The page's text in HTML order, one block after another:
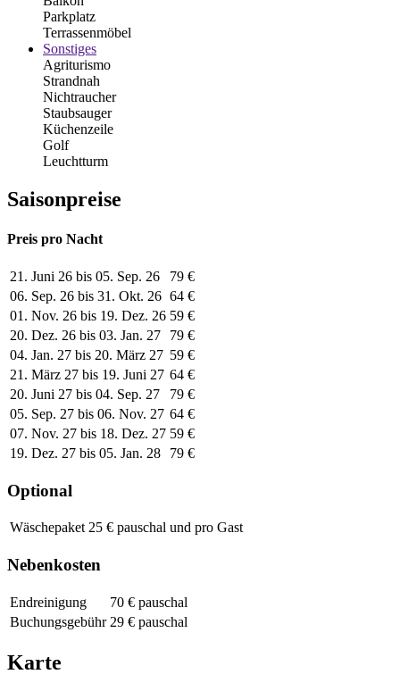
Parkplatz
Terrassenmöbel
Sonstiges
Agriturismo
Strandnah
Nichtraucher
Staubsauger
Küchenzeile
Golf
Leuchtturm
Saisonpreise
Preis pro Nacht
21. Juni 26 bis 05. Sep. 26
79 €
06. Sep. 26 bis 31. Okt. 26 64 €
01. Nov. 26 bis 19. Dez. 26 59 €
20. Dez. 26 bis 03. Jan. 27
79 €
04. Jan. 27 bis 20. März 27 59 €
21. März 27 bis 19. Juni 27 64 €
20. Juni 27 bis 04. Sep. 27
79 €
05. Sep. 27 bis 06. Nov. 27 64 €
07. Nov. 27 bis 18. Dez. 27 59 €
19. Dez. 27 bis 05. Jan. 28
79 €
Optional
Wäschepaket 25 € pauschal und pro Gast
Nebenkosten
Endreinigung
70 € pauschal
Buchungsgebühr 29 € pauschal
Karte